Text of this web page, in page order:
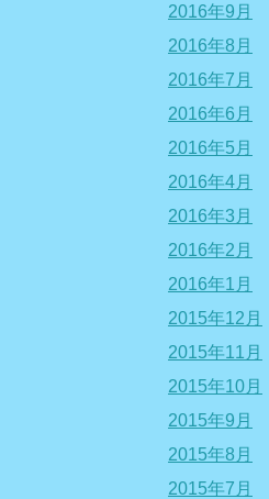
2016年9月
2016年8月
2016年7月
2016年6月
2016年5月
2016年4月
2016年3月
2016年2月
2016年1月
2015年12月
2015年11月
2015年10月
2015年9月
2015年8月
2015年7月